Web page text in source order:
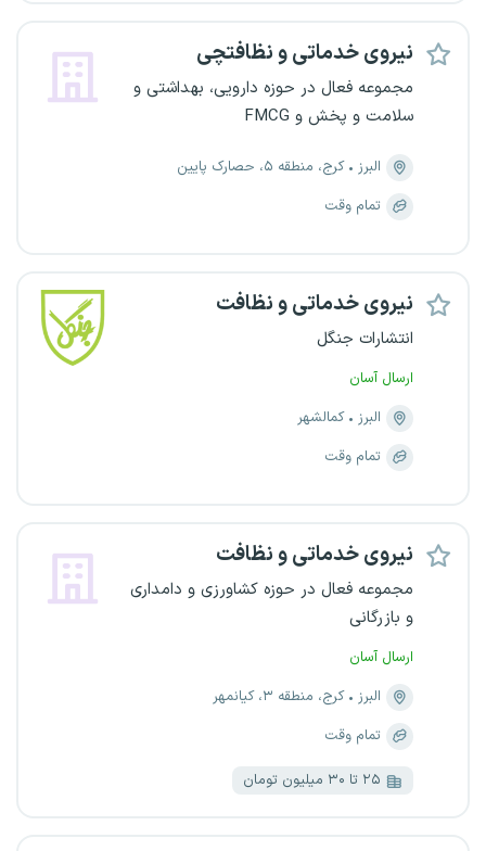
نیروی خدماتی و نظافتچی
مجموعه فعال در حوزه دارویی، بهداشتی و
سلامت و پخش و FMCG
البرز
کرج، منطقه ۵، حصارک پایین
تمام وقت
نیروی خدماتی و نظافت
انتشارات جنگل
ارسال آسان
البرز
کمالشهر
تمام وقت
نیروی خدماتی و نظافت
مجموعه فعال در حوزه کشاورزی و دامداری
و بازرگانی
ارسال آسان
البرز
کرج، منطقه ۳، کیانمهر
تمام وقت
۲۵ تا ۳۰ میلیون تومان